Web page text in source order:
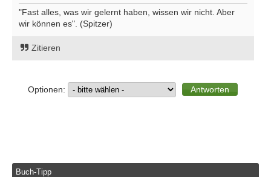
"Fast alles, was wir gelernt haben, wissen wir nicht. Aber
wir können es". (Spitzer)
Zitieren
Optionen:
Buch-Tipp